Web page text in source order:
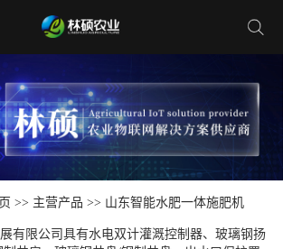
>> 主营产品 >> 山东智能水肥一体施肥机
有限公司具有水电双计灌溉控制器、玻璃钢扬